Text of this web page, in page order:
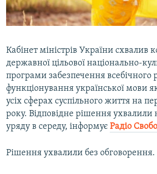
УКРАЇНСЬКА ПРОБЛЕМА КРИМУ
ІНФОГРАФІКА
ДОЛУЧАЙСЯ!
Усі сайти RFE/RL
Кабінет міністрів України схвалив
державної цільової національно-
програми забезпечення всебічного
функціонування української мови
усіх сферах суспільного життя на
року. Відповідне рішення ухвалили
уряду в середу, інформує Радіо
Рішення ухвалили без обговорення.